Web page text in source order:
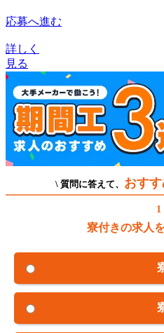
応募へ進む
詳しく
見る
\ 質問に答えて、 おす
1
寮付きの求人